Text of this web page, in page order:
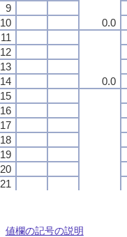
0.0
9
10
11
0.0
12
13
14
15
16
17
18
19
20
21
24
0.0
9
10
11
0.0
12
13
14
15
16
17
18
19
20
21
24
0.0
9
10
11
0.0
12
13
14
15
16
17
18
19
20
21
24
0.0
9
10
11
0.0
12
13
14
15
16
17
18
19
20
21
24
値欄の記号の説明